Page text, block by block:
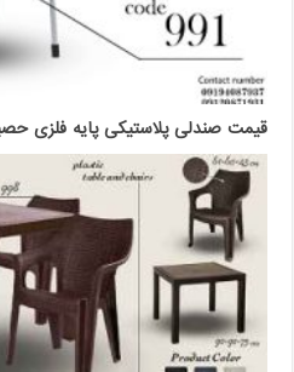
قیمت صندلی پلاستیکی پایه فلزی